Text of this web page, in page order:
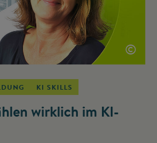
©
KI SKILLS
wirklich im KI-